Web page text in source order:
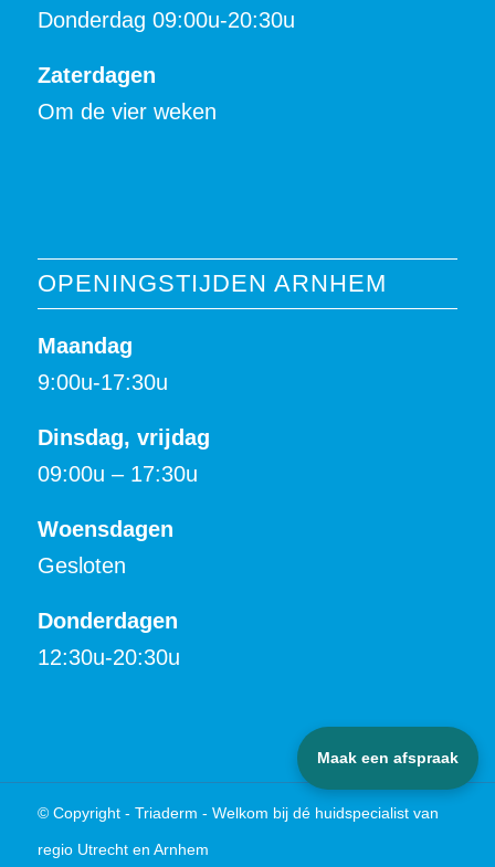
Maak een afspraak
Donderdag 09:00u-20:30u
Zaterdagen
Om de vier weken
OPENINGSTIJDEN ARNHEM
Maandag
9:00u-17:30u
Dinsdag, vrijdag
09:00u – 17:30u
Woensdagen
Gesloten
Donderdagen
12:30u-20:30u
© Copyright - Triaderm - Welkom bij dé huidspecialist van
regio Utrecht en Arnhem